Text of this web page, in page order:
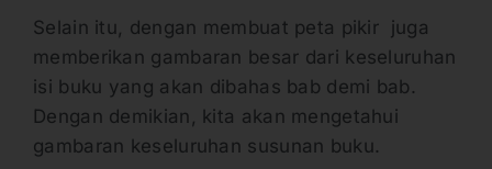
Selain itu, dengan membuat peta pikir juga
memberikan gambaran besar dari keseluruhan
isi buku yang akan dibahas bab demi bab.
Dengan demikian, kita akan mengetahui
gambaran keseluruhan susunan buku.